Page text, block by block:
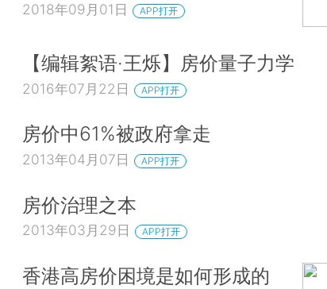
2018年09月01日 APP打开
【编辑絮语·王烁】房价量子力学
2016年07月22日 APP打开
房价中61%被政府拿走
2013年04月07日 APP打开
房价治理之本
2013年03月29日 APP打开
香港高房价困境是如何形成的